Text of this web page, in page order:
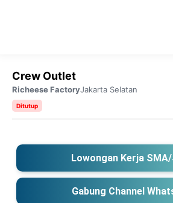
Crew Outlet
Richeese FactoryJakarta Selatan
Ditutup
Lowongan Kerja
Gabung Channel